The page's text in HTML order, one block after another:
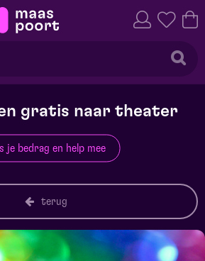
gratis naar theater
je bedrag en help mee
terug